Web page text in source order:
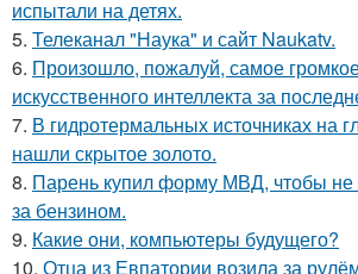
испытали на детях.
5. Телеканал "Наука" и сайт Naukatv.
6. Произошло, пожалуй, самое
искусственного интеллекта за
7. В гидротермальных источниках на
нашли скрытое золото.
8. Парень купил форму МВД, чтобы не
за бензином.
9. Какие они, компьютеры будущего?
10. Отца из Евпатории возила за